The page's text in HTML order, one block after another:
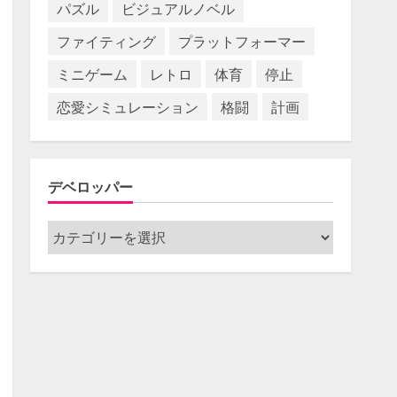
パズル
ビジュアルノベル
ファイティング
プラットフォーマー
ミニゲーム
レトロ 体育
停止
恋愛シミュレーション
格闘 計画
デベロッパー
デ
ベ